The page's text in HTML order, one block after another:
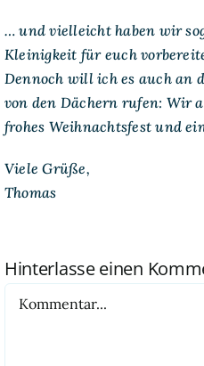
… und vielleicht haben wir
Kleinigkeit für euch
Dennoch will ich es auch an
von den Dächern rufen: Wir
frohes Weihnachtsfest und
Viele Grüße,
Thomas
Hinterlasse einen
Kommentar